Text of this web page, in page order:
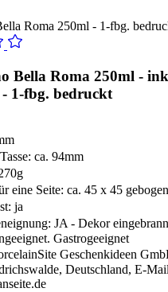
Roma 250ml - 1-fbg.
Bella Roma 250ml -
- 1-fbg. bedruckt
ca. 94mm
eine Seite: ca. 45 x 45
ja
JA - Dekor
Gastrogeeignet
Geschenkideen
Deutschland, E-